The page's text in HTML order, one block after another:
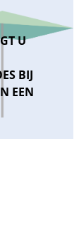
U
BIJ
EEN